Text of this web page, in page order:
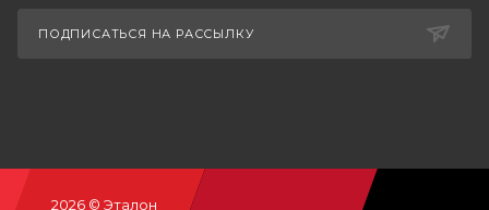
ПОДПИСАТЬСЯ НА РАССЫЛКУ
2026 © Эталон